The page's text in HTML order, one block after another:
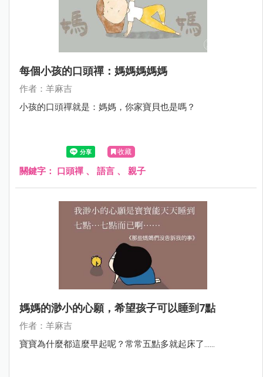
每個小孩的口頭禪：媽媽媽媽媽
作者：羊麻吉
小孩的口頭禪就是：媽媽，你家寶貝也是嗎？
收藏
關鍵字： 口頭禪 、 語言 、 親子
媽媽的渺小的心願，希望孩子可以睡到7點
作者：羊麻吉
寶寶為什麼都這麼早起呢？常常五點多就起床了......